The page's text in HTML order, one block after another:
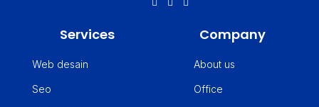
Services
Web desain
Seo
Company
About us
Office